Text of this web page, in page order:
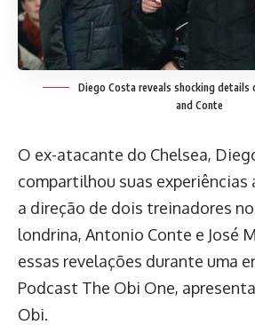
Diego Costa reveals shocking
and Conte
O ex-atacante do Chelsea,
compartilhou suas experiências
a direção de dois treinadores
londrina, Antonio Conte e José
essas revelações durante uma
Podcast The Obi One,
Obi.